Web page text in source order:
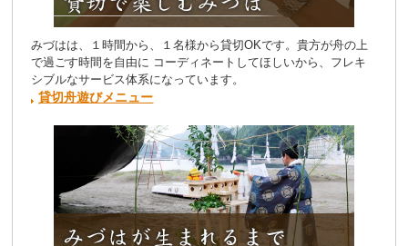
みづはは、１時間から、１名様から貸切OKです。貴方が舟の上
で過ごす時間を自由に コーディネートしてほしいから、フレキ
シブルなサービス体系になっています。
貸切舟遊びメニュー